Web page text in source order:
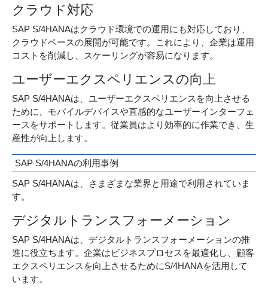
クラウド対応
SAP S/4HANAはクラウド環境での運用にも対応しており、
クラウドベースの展開が可能です。これにより、企業は運用
コストを削減し、スケーリングが容易になります。
ユーザーエクスペリエンスの向上
SAP S/4HANAは、ユーザーエクスペリエンスを向上させる
ために、モバイルデバイスや直感的なユーザーインターフェ
ースをサポートします。従業員はより効率的に作業でき、生
産性が向上します。
SAP S/4HANAの利用事例
SAP S/4HANAは、さまざまな業界と用途で利用されていま
す。
デジタルトランスフォーメーション
SAP S/4HANAは、デジタルトランスフォーメーションの推
進に役立ちます。企業はビジネスプロセスを最適化し、顧客
エクスペリエンスを向上させるためにS/4HANAを活用して
います。